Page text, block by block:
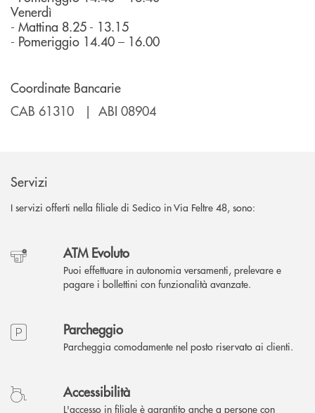
Venerdì
- Mattina 8.25 - 13.15
- Pomeriggio 14.40 – 16.00
Coordinate Bancarie
CAB 61310 | ABI 08904
Servizi
I servizi offerti nella filiale di Sedico in Via Feltre 48, sono:
ATM Evoluto
Puoi effettuare in autonomia versamenti, prelevare e
pagare i bollettini con funzionalità avanzate.
Parcheggio
Parcheggia comodamente nel posto riservato ai clienti.
Accessibilità
L'accesso in filiale è garantito anche a persone con